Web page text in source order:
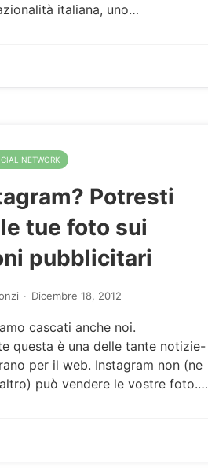
italiana, uno…
NETWORK
Potresti
tue foto sui
pubblicitari
· Dicembre 18, 2012
cascati anche noi.
questa è una delle tante notizie-
per il web. Instagram non (ne
può vendere le vostre foto.…